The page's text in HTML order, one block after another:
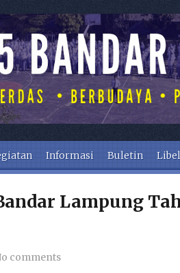
Informasi Buletin
Lampung
comments